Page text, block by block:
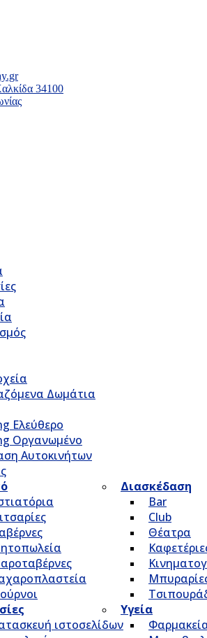
34100
Δωμάτια
Ελεύθερο
Οργανωμένο
Αυτοκινήτων
Διασκέδαση
Bar
Club
Θέατρα
ιστοσελίδων
Υγεία